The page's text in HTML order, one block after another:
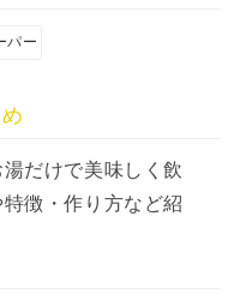
パー
だけで美味しく飲
徴・作り方など紹